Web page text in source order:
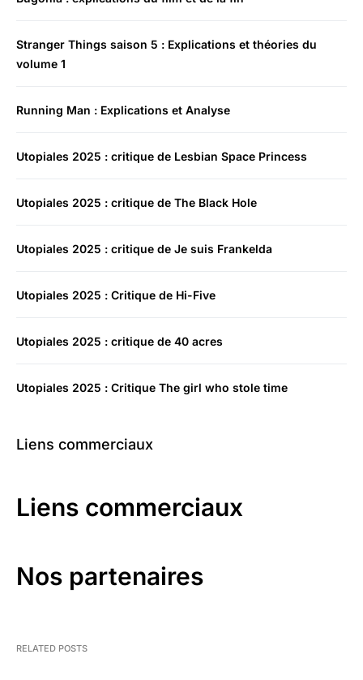
Stranger Things saison 5 : Explications et théories du
volume 1
Running Man : Explications et Analyse
Utopiales 2025 : critique de Lesbian Space Princess
Utopiales 2025 : critique de The Black Hole
Utopiales 2025 : critique de Je suis Frankelda
Utopiales 2025 : Critique de Hi-Five
Utopiales 2025 : critique de 40 acres
Utopiales 2025 : Critique The girl who stole time
Liens commerciaux
Liens commerciaux
Nos partenaires
RELATED POSTS